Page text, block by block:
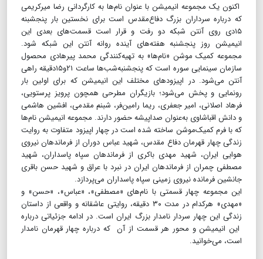
اکنون یک مجموعه انیمیشن با عنوان نام‌ها به کارگردانی رضا میرکریمی
که درباره سرداران بزرگ دفاع‌مقدس است برای نخستین بار پنجشبنه
۱۵دی روی آنتن شبکه دو رفت و قرار است قسمت‌های بعدی این
انیمیشن روز پنجشنبه‌ هفته‌های آینده روانه آنتن این شبکه شود.
مجموعه کمیک موشن «نام‌ها» به تهیه‌کنندگی محمد پیرهادی محصول
سازمان سینمایی سوره است که پنجشنبه‌‌شب‌ها ساعت ۲۱و۱۵دقیقه راهی
آنتن می‌شود. در اپیزودهای مختلف این انیمیشن که برای اولین بار
رونمایی و پخش می‌شود؛ بازیگران مطرحی همچون پرویز پرستویی،
فرهاد اصلانی، امیر جعفری، ریما رامین‌فر، شبنم مقدمی، افشین هاشمی
و دانش اقباشاوی به‌عنوان صداپیشه حضور دارند. مجموعه انیمیشن نام‌ها
که با فرم کمیک‌موشن ساخته شده است در چهار اپیزود متفاوت به روایت
زندگی چهار قهرمان دفاع مقدس، شهید عباس دوران از فرماندهان نیروی
هوایی ایران، شهید مهدی باکری از فرماندهان سپاه پاسداران، شهید
مصطفی چمران از فرماندهان ایران در نبرد با عراق و شهید حسن باقری
جانشین فرمانده نیروی زمینی سپاه پاسداران می‌پردازد.
این مجموعه چهار قسمتی با نام‌های «مصطفی»، «عباس»، «حسن» و
«مهدی» هرکدام در مدت ۳۰ دقیقه، روایتی عاشقانه و واقعی از داستان
زندگی این چهار سردار نامدار بزرگ ایران است. در ادامه جزئیاتی درباره
این انیمیشن و محور هر قسمت از آن که درباره چهار قهرمان نامدار
است، می‌خوانید.